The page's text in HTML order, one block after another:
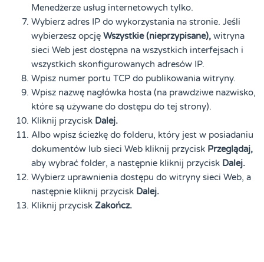
Menedżerze usług internetowych tylko.
Wybierz adres IP do wykorzystania na stronie. Jeśli
wybierzesz opcjęWszystkie (nieprzypisane), witryna
sieci Web jest dostępna na wszystkich interfejsach i
wszystkich skonfigurowanych adresów IP.
Wpisz numer portu TCP do publikowania witryny.
Wpisz nazwę nagłówka hosta (na prawdziwe nazwisko,
które są używane do dostępu do tej strony).
Kliknij przycisk Dalej.
Albo wpisz ścieżkę do folderu, który jest w posiadaniu
dokumentów lub sieci Web kliknij przycisk Przeglądaj,
aby wybrać folder, a następnie kliknij przycisk Dalej.
Wybierz uprawnienia dostępu do witryny sieci Web, a
następnie kliknij przycisk Dalej.
Kliknij przyciskZakończ.